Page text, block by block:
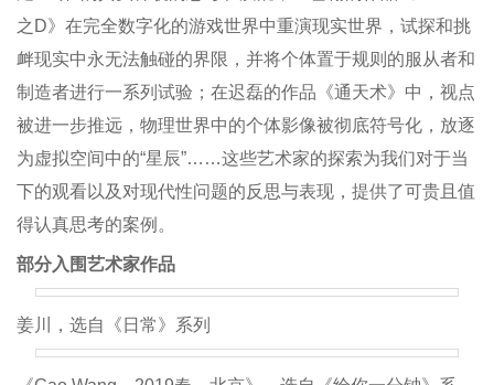
之D》在完全数字化的游戏世界中重演现实世界，试探和挑
衅现实中永无法触碰的界限，并将个体置于规则的服从者和
制造者进行一系列试验；在迟磊的作品《通天术》中，视点
被进一步推远，物理世界中的个体影像被彻底符号化，放逐
为虚拟空间中的“星辰”……这些艺术家的探索为我们对于当
下的观看以及对现代性问题的反思与表现，提供了可贵且值
得认真思考的案例。
部分入围艺术家作品
姜川，选自《日常》系列